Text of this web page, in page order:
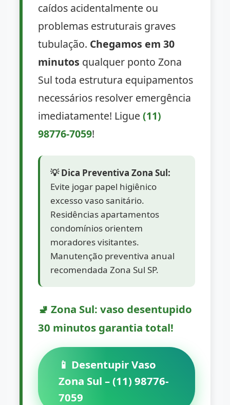
caídos acidentalmente ou
problemas estruturais graves
tubulação. Chegamos em 30
minutos qualquer ponto Zona
Sul toda estrutura equipamentos
necessários resolver emergência
imediatamente! Ligue(11)
98776-7059!
💡 Dica Preventiva Zona Sul:
Evite jogar papel higiênico
excesso vaso sanitário.
Residências apartamentos
condomínios orientem
moradores visitantes.
Manutenção preventiva anual
recomendada Zona Sul SP.
🚽 Zona Sul: vaso desentupido
30 minutos garantia total!
📱 Desentupir Vaso
Zona Sul – (11) 98776-
7059